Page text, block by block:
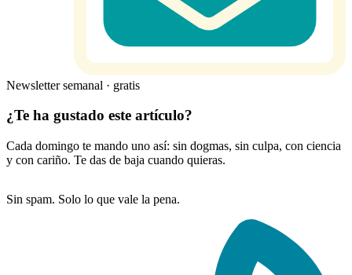
Newsletter semanal · gratis
¿Te ha gustado este artículo?
Cada domingo te mando uno así: sin dogmas, sin culpa, con ciencia
y con cariño. Te das de baja cuando quieras.
Sin spam. Solo lo que vale la pena.